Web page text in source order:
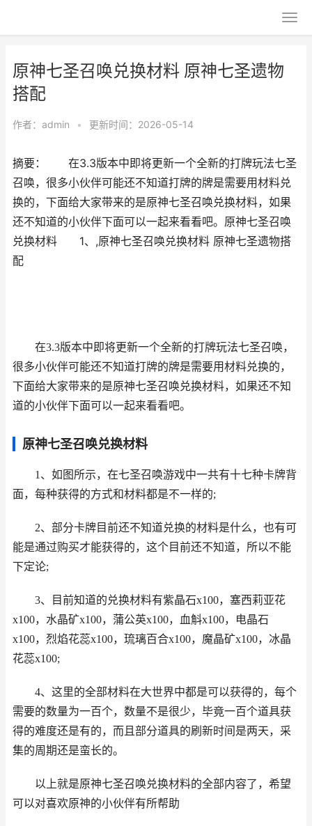
原神七圣召唤兑换材料 原神七圣遗物
搭配
作者： admin • 更新时间：2026-05-14
摘要： 在3.3版本中即将更新一个全新的打牌玩法七圣
召唤，很多小伙伴可能还不知道打牌的牌是需要用材料兑
换的，下面给大家带来的是原神七圣召唤兑换材料，如果
还不知道的小伙伴下面可以一起来看看吧。原神七圣召唤
兑换材料 1、,原神七圣召唤兑换材料 原神七圣遗物搭
配
在3.3版本中即将更新一个全新的打牌玩法七圣召唤，
很多小伙伴可能还不知道打牌的牌是需要用材料兑换的，
下面给大家带来的是原神七圣召唤兑换材料，如果还不知
道的小伙伴下面可以一起来看看吧。
原神七圣召唤兑换材料
1、如图所示，在七圣召唤游戏中一共有十七种卡牌背
面，每种获得的方式和材料都是不一样的;
2、部分卡牌目前还不知道兑换的材料是什么，也有可
能是通过购买才能获得的，这个目前还不知道，所以不能
下定论;
3、目前知道的兑换材料有紫晶石x100，塞西莉亚花
x100，水晶矿x100，蒲公英x100，血斛x100，电晶石
x100，烈焰花蕊x100，琉璃百合x100，魔晶矿x100，冰晶
花蕊x100;
4、这里的全部材料在大世界中都是可以获得的，每个
需要的数量为一百个，数量不是很少，毕竟一百个道具获
得的难度还是有的，而且部分道具的刷新时间是两天，采
集的周期还是蛮长的。
以上就是原神七圣召唤兑换材料的全部内容了，希望
可以对喜欢原神的小伙伴有所帮助